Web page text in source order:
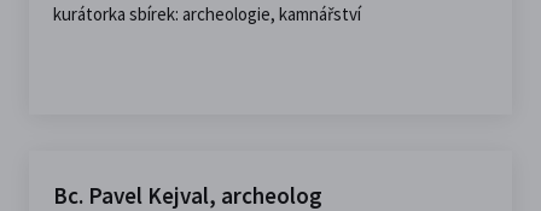
kurátorka sbírek: archeologie, kamnářství
Bc. Pavel Kejval, archeolog